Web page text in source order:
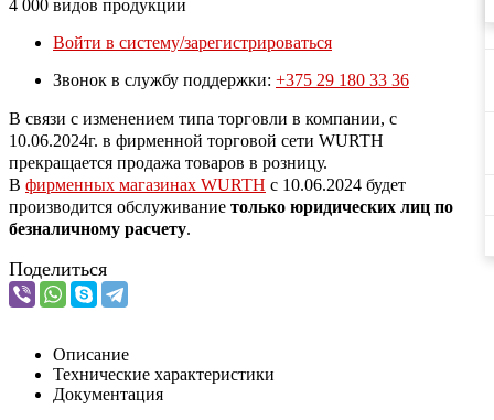
4 000 видов продукции
Войти в систему/зарегистрироваться
Звонок в службу поддержки: +375 29 180 33 36
В связи с изменением типа торговли в компании, с
10.06.2024г. в фирменной торговой сети WURTH
прекращается продажа товаров в розницу.
В фирменных магазинах WURTH c 10.06.2024 будет
производится обслуживание только юридических лиц по
безналичному расчету.
Поделиться
Описание
Технические характеристики
Документация